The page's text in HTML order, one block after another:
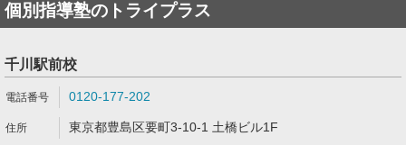
個別指導塾のトライプラス
千川駅前校
0120-177-202
東京都豊島区要町3-10-1 土橋ビル1F